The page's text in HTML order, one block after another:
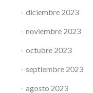
diciembre 2023
noviembre 2023
octubre 2023
septiembre 2023
agosto 2023